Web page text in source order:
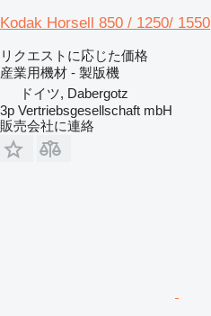
Kodak Horsell 850 / 1250/ 1550
リクエストに応じた価格
産業用機材 - 製版機
ドイツ, Dabergotz
3p Vertriebsgesellschaft mbH
販売会社に連絡